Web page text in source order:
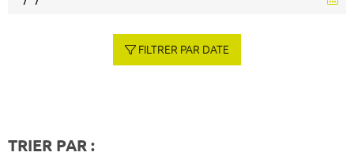
FILTRER PAR DATE
TRIER PAR :